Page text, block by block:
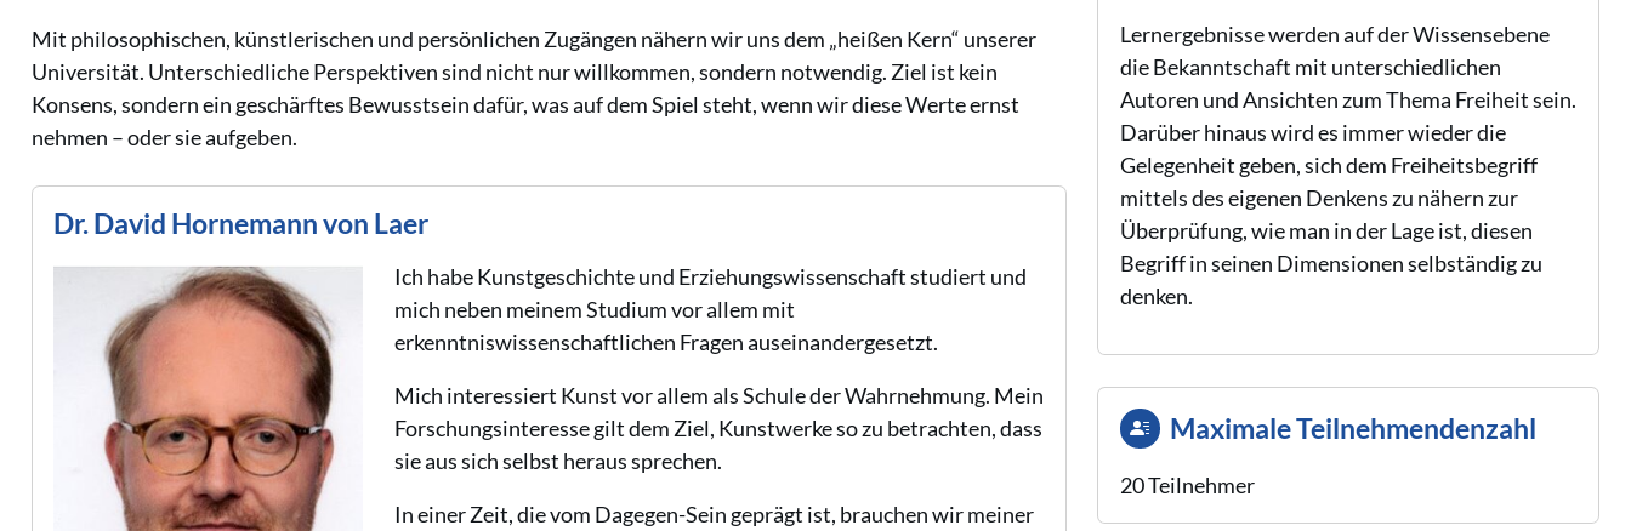
Mit philosophischen, künstlerischen und persönlichen Zugängen nähern wir uns dem „heißen Kern“ unserer
Universität. Unterschiedliche Perspektiven sind nicht nur willkommen, sondern notwendig. Ziel ist kein
Konsens, sondern ein geschärftes Bewusstsein dafür, was auf dem Spiel steht, wenn wir diese Werte ernst
nehmen – oder sie aufgeben.
Dr. David Hornemann von Laer
Ich habe Kunstgeschichte und Erziehungswissenschaft studiert und
mich neben meinem Studium vor allem mit
erkenntniswissenschaftlichen Fragen auseinandergesetzt.
Mich interessiert Kunst vor allem als Schule der Wahrnehmung. Mein
Forschungsinteresse gilt dem Ziel, Kunstwerke so zu betrachten, dass
sie aus sich selbst heraus sprechen.
In einer Zeit, die vom Dagegen-Sein geprägt ist, brauchen wir meiner
Lernergebnisse werden auf der Wissensebene
die Bekanntschaft mit unterschiedlichen
Autoren und Ansichten zum Thema Freiheit sein.
Darüber hinaus wird es immer wieder die
Gelegenheit geben, sich dem Freiheitsbegriff
mittels des eigenen Denkens zu nähern zur
Überprüfung, wie man in der Lage ist, diesen
Begriff in seinen Dimensionen selbständig zu
denken.
Maximale Teilnehmendenzahl
20 Teilnehmer